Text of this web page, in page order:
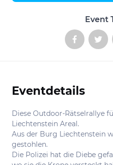
Event
Informationen
Eventdetails
Diese Outdoor-Rätselrallye
Liechtenstein Areal.
Aus der Burg Liechtenstein
gestohlen.
Die Polizei hat die Diebe